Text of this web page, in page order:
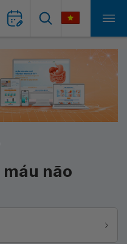
não